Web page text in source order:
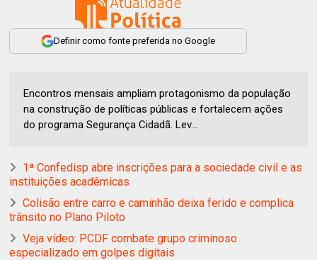
Definir como fonte preferida no Google
Encontros mensais ampliam protagonismo da população
na construção de políticas públicas e fortalecem ações
do programa Segurança Cidadã. Lev...
1ª Confedisp abre inscrições para a sociedade civil e as
instituições acadêmicas
Colisão entre carro e caminhão deixa ferido e complica
trânsito no Plano Piloto
Veja vídeo: PCDF combate grupo criminoso
especializado em golpes digitais